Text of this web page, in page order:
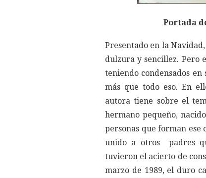
Portada
Presentado en la
dulzura y sencillez.
teniendo condensados
más que todo eso. En
autora tiene sobre el
hermano pequeño,
personas que forman ese
unido a otros padres
tuvieron el acierto de
marzo de 1989, el duro